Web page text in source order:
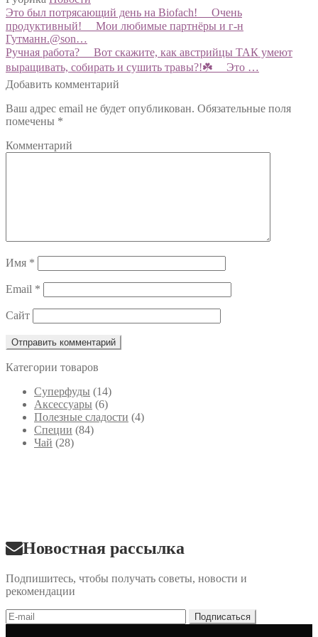
Навигация
по
записям
Предыдущий:
Это был потрясающий день на Biofach! ⠀ Очень
продуктивный! ⠀ Мои любимые партнёры и г-н
Гутманн.@son…
Следующий:
Ручная работа? ⠀ Вот скажите, как австрийцы ТАК умеют
выращивать, собирать и сушить травы?!☘️ ⠀ Это …
Добавить комментарий
Ваш адрес email не будет опубликован. Обязательные поля
помечены *
Комментарий
Имя *
Email *
Сайт
Категории товаров
Cуперфуды (14)
Аксессуары (6)
Полезные сладости (4)
Специи (84)
Чай (28)
Новостная рассылка
Подпишитесь, чтобы получать советы, новости и
рекомендации